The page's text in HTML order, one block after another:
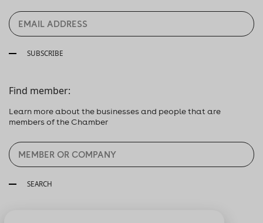
SUBSCRIBE
Find member:
Learn more about the businesses and people that are
members of the Chamber
SEARCH